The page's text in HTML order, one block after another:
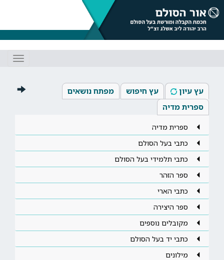
עץ עיון עץ חיפוש
מפתח נושאים
ספרית מדיה
ספרית מדיה
כתבי בעל הסולם
כתבי תלמידי בעל הסולם
ספר הזהר
כתבי הארי
ספר היצירה
מקובלים נוספים
כתבי יד בעל הסולם
מילונים